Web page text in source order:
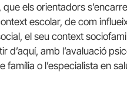
els orientadors
escolar, de com
el seu context
d’aquí, amb l’avaluació
o l’especialista en